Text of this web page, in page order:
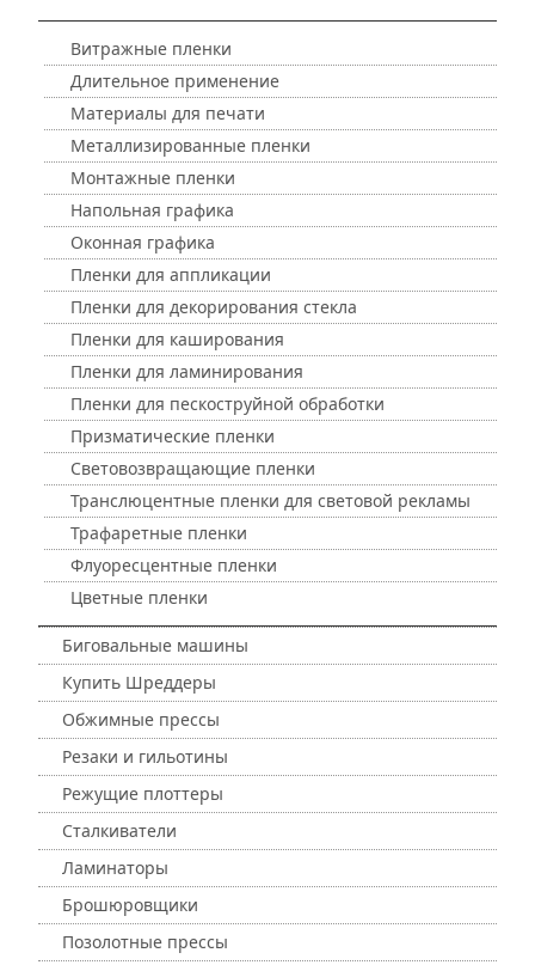
Витражные пленки
Длительное применение
Материалы для печати
Металлизированные пленки
Монтажные пленки
Напольная графика
Оконная графика
Пленки для аппликации
Пленки для декорирования стекла
Пленки для каширования
Пленки для ламинирования
Пленки для пескоструйной обработки
Призматические пленки
Световозвращающие пленки
Транслюцентные пленки для световой рекламы
Трафаретные пленки
Флуоресцентные пленки
Цветные пленки
Биговальные машины
Купить Шреддеры
Обжимные прессы
Резаки и гильотины
Режущие плоттеры
Сталкиватели
Ламинаторы
Брошюровщики
Позолотные прессы